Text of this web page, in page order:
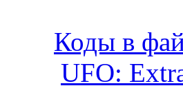
Коды в
UFO: